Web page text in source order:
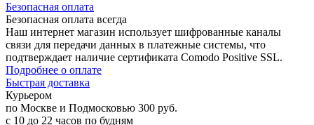
Безопасная оплата
Безопасная оплата всегда
Наш интернет магазин использует шифрованные каналы
связи для передачи данных в платежные системы, что
подтверждает наличие сертификата Comodo Positive SSL.
Подробнее о оплате
Быстрая доставка
Курьером
по Москве и Подмосковью 300 руб.
с 10 до 22 часов по будням